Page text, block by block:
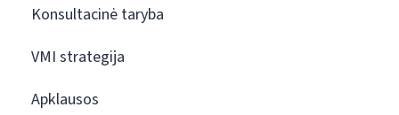
Konsultacinė taryba
VMI strategija
Apklausos